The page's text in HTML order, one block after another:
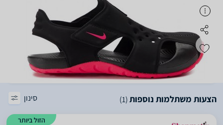
הצעות משתלמות נוספות(1) סינון
הזול ביותר